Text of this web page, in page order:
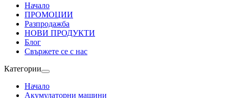
Начало
ПРОМОЦИИ
Разпродажба
НОВИ ПРОДУКТИ
Блог
Свържете се с нас
Категории
Начало
Акумулаторни машини